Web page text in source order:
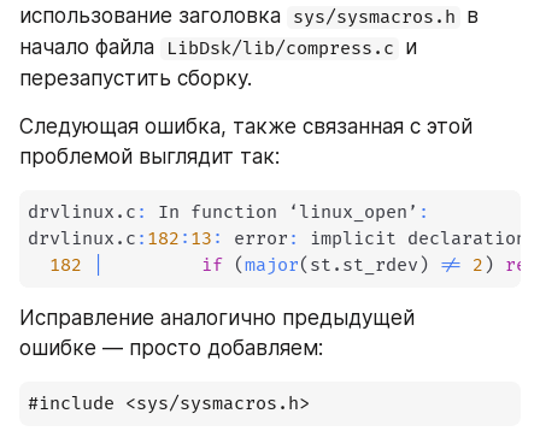
использование заголовка sys/sysmacros.h в
начало файла
LibDsk/lib/compress.c и
перезапустить сборку.
Следующая ошибка, также связанная с этой
проблемой выглядит так:
drvlinux . c : In function ‘linux_open’ :
drvlinux . c : 182 : 13 : error :
implicit declaration
182
if (major( st . st_rdev ) != 2 )
Исправление аналогично предыдущей
ошибке — просто добавляем:
#include <sys/sysmacros.h>